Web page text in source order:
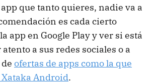
que tanto quieres, nadie va a
es cada cierto
app en Google Play y ver si está
a sus redes sociales o a
ofertas de apps como la que
Android.